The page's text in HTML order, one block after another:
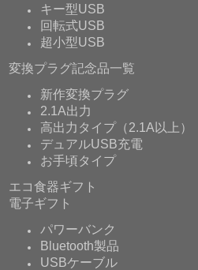
キー型USB
回転式USB
超小型USB
変換プラグ記念品一覧
新作変換プラグ
2.1A出力
高出力タイプ（2.1A以上）
デュアルUSB充電
お手頃タイプ
エコ食器ギフト
電子ギフト
パワーバンク
Bluetooth製品
USBケーブル